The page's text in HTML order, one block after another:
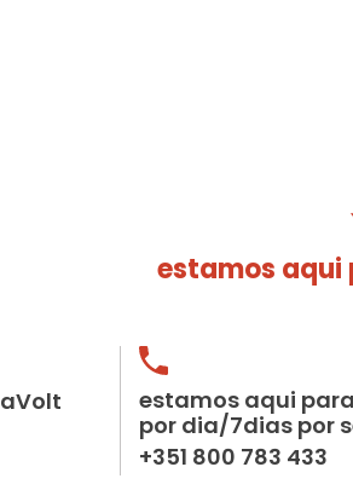
estamos
estamos aqui
por dia/7dias por
+351 800 783 433